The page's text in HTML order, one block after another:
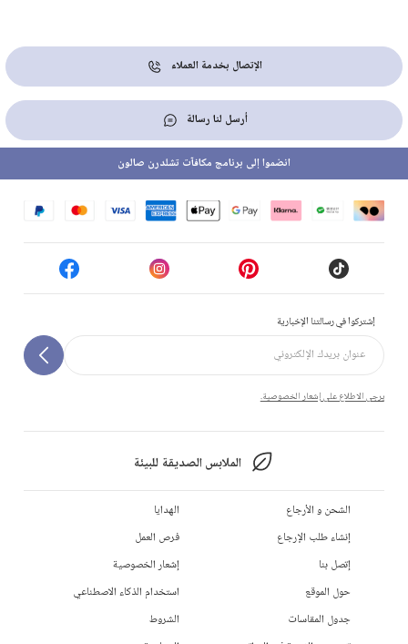
الإتصال بخدمة العملاء
أرسل لنا رسالة
إشتركوا في رسالتنا الإخبارية
يرجى الاطلاع على إشعار الخصوصية.
الملابس الصديقة للبيئة
انضموا إلى برنامج مكافآت تشلدرن صالون
الشحن و الأرجاع
إنشاء طلب الإرجاع
إتصل بنا
حول الموقع
جدول المقاسات
الهدايا
فرص العمل
إشعار الخصوصية
استخدام الذكاء الاصطناعي
الشروط